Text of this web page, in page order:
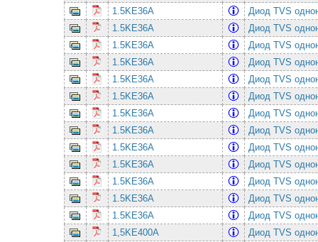
1.5KE36A
Диод TVS
1.5KE36A
Диод TVS
1.5KE36A
Диод TVS
1.5KE36A
Диод TVS
1.5KE36A
Диод TVS
1.5KE36A
Диод TVS
1.5KE36A
Диод TVS
1.5KE36A
Диод TVS
1.5KE36A
Диод TVS
1.5KE36A
Диод TVS
1.5KE36A
Диод TVS
1.5KE36A
Диод TVS
1.5KE36A
Диод TVS
1,5KE400A
Диод TVS